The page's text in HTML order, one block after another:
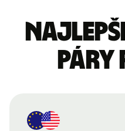
páry